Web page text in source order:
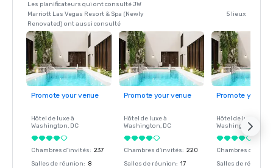
Les planificateurs qui ont consulté JW
Marriott Las Vegas Resort & Spa (Newly
Renovated) ont aussi consulté
5 lieux
Promote your venue
Hôtel de luxe à
Washington, DC
Chambres d'invités: 237
Salles de réunion: 8
Promote your venue
Hôtel de luxe à
Washington, DC
Chambres d'invités: 220
Salles de réunion: 17
Promote your
Hôtel de luxe à
Washington
Chambres
Salles de réunion